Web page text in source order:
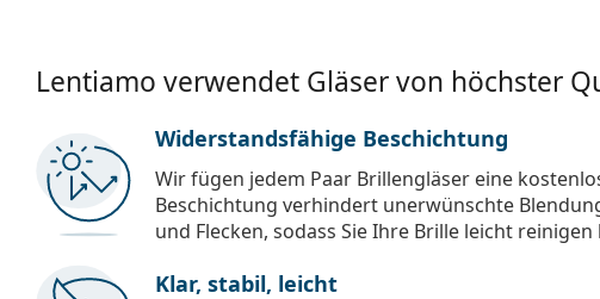
Lentiamo verwendet Gläser von höchster
Widerstandsfähige Beschichtung
Wir fügen jedem Paar Brillengläser eine
Beschichtung verhindert unerwünschte
und Flecken, sodass Sie Ihre Brille leicht reinigen
Klar, stabil, leicht